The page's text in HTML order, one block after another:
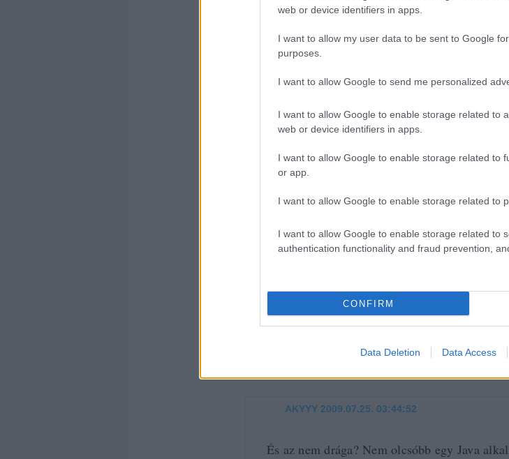
web or device identifiers in apps.
I want to allow my user data to be sent to Google
purposes.
I want to allow Google to send me personalized
I want to allow Google to enable storage related to
web or device identifiers in apps.
I want to allow Google to enable storage related to
or app.
I want to allow Google to enable storage related to
I want to allow Google to enable storage related to
authentication functionality and fraud prevention,
CONFIRM
Data Deletion Data Access
GYUSZI BACSI HTTP://WWW.FIZETESEM.COM
mi ebben a szép webdesign? a szép az
egyáltalán nem tetszik, max. az elmegy
KGYST ·HTTP://REPULES.TUMBLR.COM
Van valami telcsiszám, a Twitter oldalán
küldeni. Angol.
AKYYY 2009.07.25. 03:44:52
És az nem drága? Nem olcsóbb egy Java